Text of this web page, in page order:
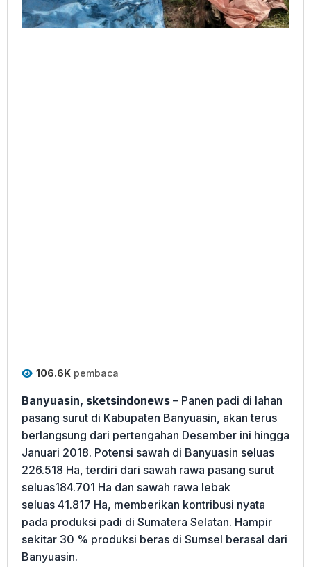
106.6K pembaca
Banyuasin, sketsindonews – Panen padi di lahan
pasang surut di Kabupaten Banyuasin, akan terus
berlangsung dari pertengahan Desember ini hingga
Januari 2018. Potensi sawah di Banyuasin seluas
226.518 Ha, terdiri dari sawah rawa pasang surut
seluas184.701 Ha dan sawah rawa lebak
seluas 41.817 Ha, memberikan kontribusi nyata
pada produksi padi di Sumatera Selatan. Hampir
sekitar 30 % produksi beras di Sumsel berasal dari
Banyuasin.